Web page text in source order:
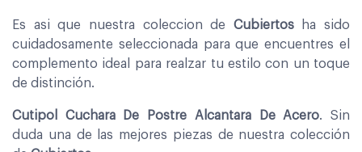
Es asi que nuestra coleccion de Cubiertosha sido
cuidadosamente seleccionada para que encuentres el
complemento ideal para realzar tu estilo con un toque
de distinción.
Cutipol Cuchara De Postre Alcantara De Acero. Sin
duda una de las mejores piezas de nuestra colección